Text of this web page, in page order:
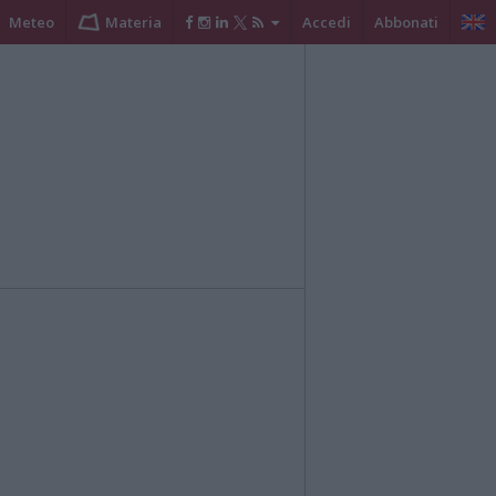
Meteo Materia Accedi Abbonati